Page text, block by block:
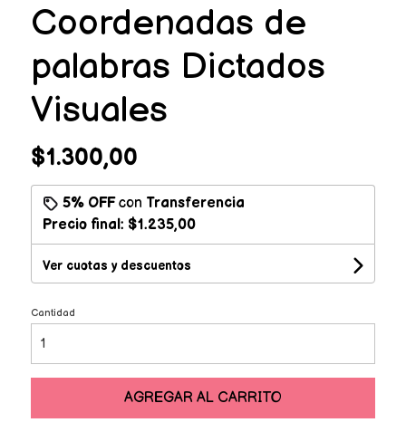
Coordenadas de
palabras Dictados
Visuales
$1.300,00
5% OFFcon Transferencia
Precio final: $1.235,00
Ver cuotas y descuentos
Cantidad
AGREGAR AL CARRITO